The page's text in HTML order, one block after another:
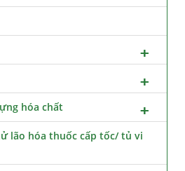
hóa chất
lão hóa thuốc cấp tốc/ tủ vi